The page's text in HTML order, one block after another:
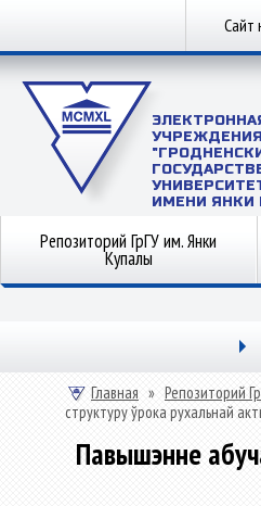
Сайт
ИМЕНИ ЯНКИ
Репозиторий ГрГУ им. Янки
Купалы
Главная » Репозиторий
структуру ўрока рухальнай
Павышэнне